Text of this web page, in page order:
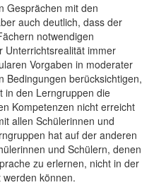
Gesprächen mit den
auch deutlich, dass der
notwendigen
Unterrichtsrealität immer
Vorgaben in moderater
Bedingungen berücksichtigen,
in den Lerngruppen die
Kompetenzen nicht erreicht
allen Schülerinnen und
hat auf der anderen
und Schülern, denen
zu erlernen, nicht in der
können.